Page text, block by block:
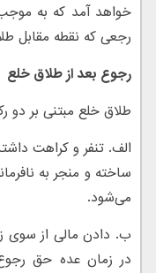
خواهد آمد که به
رجعی که نقطه مقابل
رجوع بعد از طلاق خلع
طلاق خلع مبتنی بر دو
الف. تنفر و کراهت
ساخته و منجر به
می‌شود.
ب. دادن مالی از سوی
در زمان عده حق